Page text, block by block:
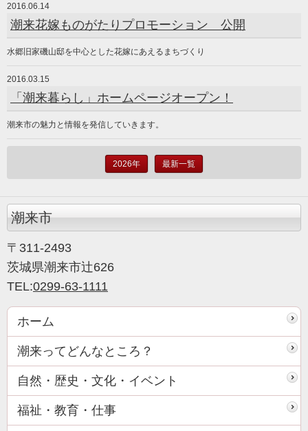
2016.06.14
潮来花嫁ものがたりプロモーション 公開
水郷旧家磯山邸を中心とした花嫁にあえるまちづくり
2016.03.15
「潮来暮らし」ホームページオープン！
潮来市の魅力と情報を発信していきます。
2026年 最新一覧
潮来市
〒311-2493
茨城県潮来市辻626
TEL:0299-63-1111
ホーム
潮来ってどんなところ？
自然・歴史・文化・イベント
福祉・教育・仕事